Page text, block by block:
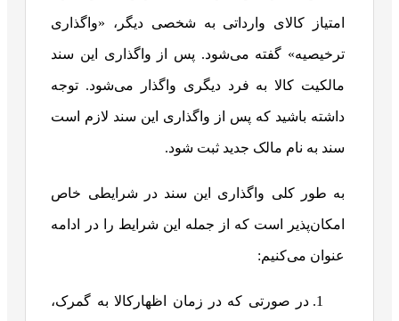
امتیاز کالای وارداتی به شخصی دیگر، «واگذاری
ترخیصیه» گفته می‌شود. پس از واگذاری این سند
مالکیت کالا به فرد دیگری واگذار می‌شود. توجه
داشته باشید که پس از واگذاری این سند لازم است
سند به نام مالک جدید ثبت شود.
به طور کلی واگذاری این سند در شرایطی خاص
امکان‌پذیر است که از جمله این شرایط را در ادامه
عنوان می‌کنیم:
در صورتی که در زمان اظهارکالا به گمرک،